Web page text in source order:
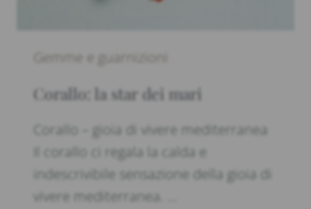
Gemme e guarnizioni
Corallo: la star dei mari
Corallo – gioia di vivere mediterranea
Il corallo ci regala la calda e
indescrivibile sensazione della gioia di
vivere mediterranea. …